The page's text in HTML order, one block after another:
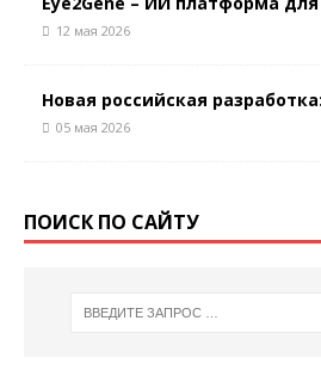
12 мая 2026
Новая российская
05 мая 2026
ПОИСК ПО САЙТУ